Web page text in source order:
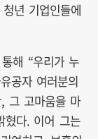
년 기업인들에
해 “우리가 누
공자 여러분의
그 고마움을 마
혔다. 이어 그는